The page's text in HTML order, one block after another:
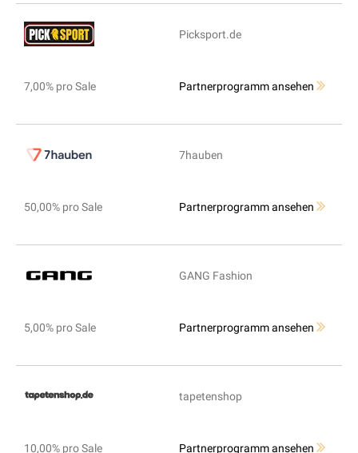
Picksport.de
7,00% pro Sale Partnerprogramm ansehen
7hauben
50,00% pro Sale Partnerprogramm ansehen
GANG Fashion
5,00% pro Sale Partnerprogramm ansehen
tapetenshop
10,00% pro Sale Partnerprogramm ansehen